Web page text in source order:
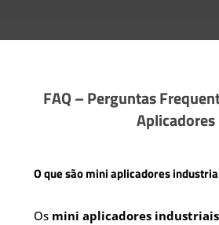
FAQ – Perguntas
Aplicadores
O que são mini aplicadores
Os mini aplicadores industriais